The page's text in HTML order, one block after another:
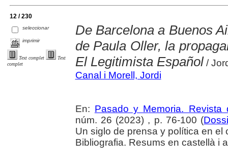
12 / 230
seleccionar
imprimir
Text complet
Text
complet
De Barcelona a Buenos
de Paula Oller, la
El Legitimista Español/
Canal i Morell, Jordi
En: Pasado y Memoria. Revista
núm. 26 (2023) , p. 76-100 (
Un siglo de prensa y política en
Bibliografia. Resums en castellà i